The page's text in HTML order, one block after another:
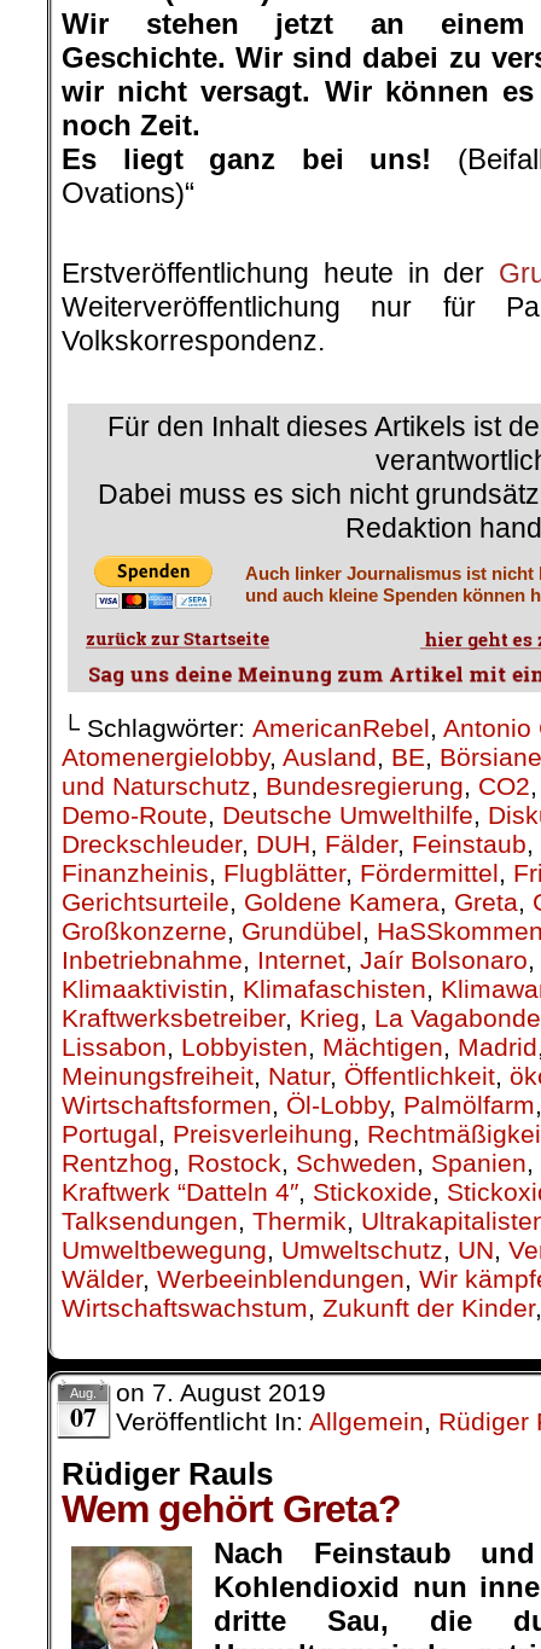
Wir stehen jetzt an einem
Geschichte. Wir sind dabei zu
wir nicht versagt. Wir können
noch Zeit.
Es liegt ganz bei uns!
Ovations)“
Erstveröffentlichung heute in der
Weiterveröffentlichung nur für
Volkskorrespondenz.
Für den Inhalt dieses Artikels ist
Dabei muss es sich nicht
Redaktion
Auch linker Journalismus ist nicht
und auch kleine Spenden können
└ Schlagwörter: AmericanRebel, Antonio
Atomenergielobby, Ausland, BE,
und Naturschutz, Bundesregierung, CO2
Demo-Route, Deutsche Umwelthilfe,
Dreckschleuder, DUH, Fälder, Feinstaub,
Finanzheinis, Flugblätter, Fördermittel,
Gerichtsurteile, Goldene Kamera, Greta,
Großkonzerne, Grundübel,
Inbetriebnahme, Internet, Jaír Bolsonaro,
Klimaaktivistin, Klimafaschisten,
Kraftwerksbetreiber, Krieg, La Vagabonde
Lissabon, Lobbyisten, Mächtigen, Madrid
Meinungsfreiheit, Natur, Öffentlichkeit,
Wirtschaftsformen, Öl-Lobby, Palmölfarm
Portugal, Preisverleihung,
Rentzhog, Rostock, Schweden, Spanien,
Kraftwerk “Datteln 4″, Stickoxide,
Talksendungen, Thermik,
Umweltbewegung, Umweltschutz, UN,
Wälder, Werbeeinblendungen, Wir
Wirtschaftswachstum, Zukunft der Kinder
Aug.
07
on 7. August 2019
Veröffentlicht In: Allgemein, Rüdiger
Rüdiger Rauls
Wem gehört Greta?
Nach Feinstaub
Kohlendioxid nun
dritte Sau, die